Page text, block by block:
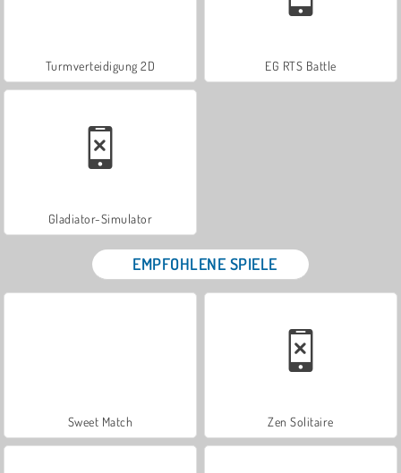
Turmverteidigung 2D EG RTS Battle
Gladiator-Simulator
EMPFOHLENE SPIELE
Sweet Match Zen Solitaire